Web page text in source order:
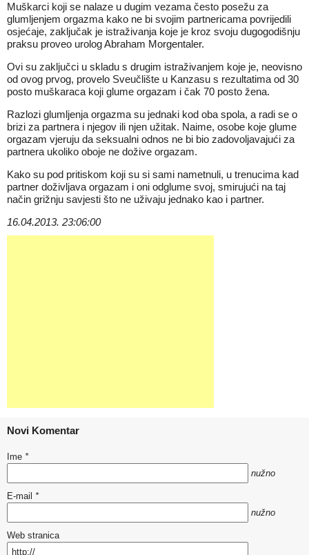
Muškarci koji se nalaze u dugim vezama često posežu za
glumljenjem orgazma kako ne bi svojim partnericama povrijedili
osjećaje, zaključak je istraživanja koje je kroz svoju dugogodišnju
praksu proveo urolog Abraham Morgentaler.
Ovi su zaključci u skladu s drugim istraživanjem koje je, neovisno
od ovog prvog, provelo Sveučlište u Kanzasu s rezultatima od 30
posto muškaraca koji glume orgazam i čak 70 posto žena.
Razlozi glumljenja orgazma su jednaki kod oba spola, a radi se o
brizi za partnera i njegov ili njen užitak. Naime, osobe koje glume
orgazam vjeruju da seksualni odnos ne bi bio zadovoljavajući za
partnera ukoliko oboje ne dožive orgazam.
Kako su pod pritiskom koji su si sami nametnuli, u trenucima kad
partner doživljava orgazam i oni odglume svoj, smirujući na taj
način grižnju savjesti što ne uživaju jednako kao i partner.
16.04.2013. 23:06:00
Novi Komentar
Ime *
nužno
E-mail *
nužno
Web stranica